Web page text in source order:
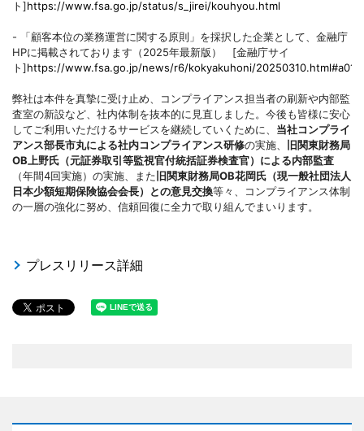
ト]https://www.fsa.go.jp/status/s_jirei/kouhyou.html
- 「顧客本位の業務運営に関する原則」を採択した企業として、金融庁
HPに掲載されております（2025年最新版） [金融庁サイ
ト]https://www.fsa.go.jp/news/r6/kokyakuhoni/20250310.html#a01
弊社は本件を真摯に受け止め、コンプライアンス担当者の刷新や内部監
査室の新設など、社内体制を抜本的に見直しました。今後も皆様に安心
してご利用いただけるサービスを継続していくために、 当社コンプライ
アンス部長市丸による社内コンプライアンス研修の実施、
旧関東財務局
OB上野氏（元証券取引等監視官付統括証券検査官）による内部監査
（年間4回実施）の実施、また 旧関東財務局OB花岡氏（現一般社団法人
日本少額短期保険協会会長）との意見交換等々、コンプライアンス体制
の一層の強化に努め、信頼回復に全力で取り組んでまいります。
プレスリリース詳細